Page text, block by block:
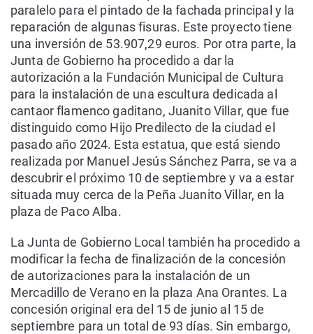
paralelo para el pintado de la fachada principal y la
reparación de algunas fisuras. Este proyecto tiene
una inversión de 53.907,29 euros. Por otra parte, la
Junta de Gobierno ha procedido a dar la
autorización a la Fundación Municipal de Cultura
para la instalación de una escultura dedicada al
cantaor flamenco gaditano, Juanito Villar, que fue
distinguido como Hijo Predilecto de la ciudad el
pasado año 2024. Esta estatua, que está siendo
realizada por Manuel Jesús Sánchez Parra, se va a
descubrir el próximo 10 de septiembre y va a estar
situada muy cerca de la Peña Juanito Villar, en la
plaza de Paco Alba.
La Junta de Gobierno Local también ha procedido a
modificar la fecha de finalización de la concesión
de autorizaciones para la instalación de un
Mercadillo de Verano en la plaza Ana Orantes. La
concesión original era del 15 de junio al 15 de
septiembre para un total de 93 días. Sin embargo,